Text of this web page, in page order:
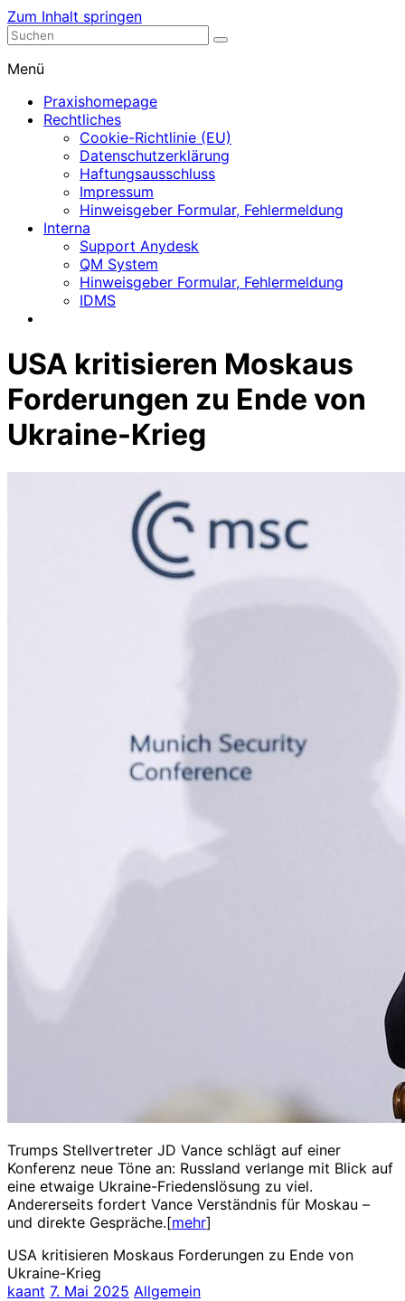
Zum Inhalt springen
Nephrologische Praxis mit Dialyse
Menü
Praxishomepage
Rechtliches
Cookie-Richtlinie (EU)
Datenschutzerklärung
Haftungsausschluss
Impressum
Hinweisgeber Formular, Fehlermeldung
Interna
Support Anydesk
QM System
Hinweisgeber Formular, Fehlermeldung
IDMS
USA kritisieren Moskaus
Forderungen zu Ende von
Ukraine-Krieg
Trumps Stellvertreter JD Vance schlägt auf einer
Konferenz neue Töne an: Russland verlange mit Blick auf
eine etwaige Ukraine-Friedenslösung zu viel.
Andererseits fordert Vance Verständnis für Moskau –
und direkte Gespräche.[mehr]
USA kritisieren Moskaus Forderungen zu Ende von
Ukraine-Krieg
kaant 7. Mai 2025 Allgemein